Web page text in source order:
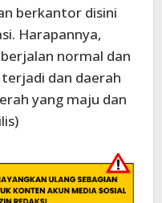
berkantor disini
Harapannya,
normal dan
dan daerah
yang maju dan